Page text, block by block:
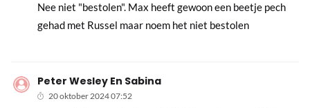
Nee niet "bestolen". Max heeft gewoon een beetje pech
gehad met Russel maar noem het niet bestolen
Peter Wesley En Sabina
20 oktober 2024 07:52